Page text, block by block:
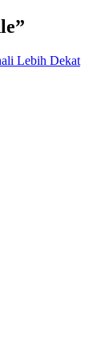
Lebih Dekat